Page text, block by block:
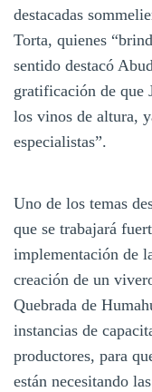
destacadas
Torta, quienes
sentido destacó
gratificación de que
los vinos de altura,
especialistas”.
Uno de los temas
que se trabajará
implementación de
creación de un
Quebrada de
instancias de
productores, para
están necesitando